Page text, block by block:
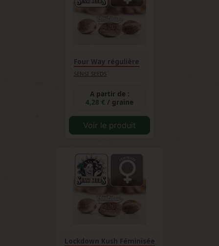
terpènes contribuent également aux effets
relaxants et à la complexité sensorielle de
cette génétique d'exception.
Four Way régulière
SENSI SEEDS
A partir de :
4,28 € / graine
Voir le produit
Lockdown Kush Féminisée